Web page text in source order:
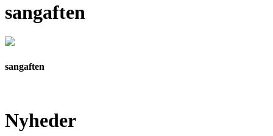
sangaften
sangaften
Nyheder